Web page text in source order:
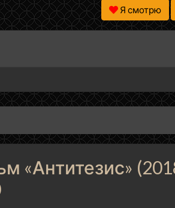
Я смотрю
«Антитезис»